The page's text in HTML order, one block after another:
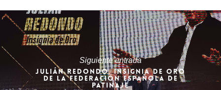
Siguiente entrada
JULIÁN REDONDO, INSIGNIA DE ORO
DE LA FEDERACIÓN ESPAÑOLA DE
PATINAJE